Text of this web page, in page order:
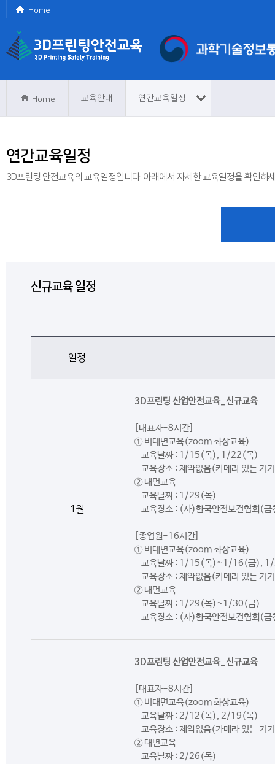
Home
Home 교육안내 연간교육일정
연간교육일정
3D프린팅 안전교육의 교육일정입니다. 아래에서 자세한 교육일정을 확인하
신규교육 일정
일정
1월
3D프린팅 산업안전교육_신규교육
[대표자-8시간]
① 비대면교육(zoom 화상교육)
교육날짜 : 1/15(목), 1/22(목)
교육장소 : 제약없음(카메라 있는 기
② 대면교육
교육날짜 : 1/29(목)
교육장소 : (사)한국안전보건협회(금
[종업원-16시간]
① 비대면교육(zoom 화상교육)
교육날짜 : 1/15(목)~1/16(금),
교육장소 : 제약없음(카메라 있는 기
② 대면교육
교육날짜 : 1/29(목)~1/30(금)
교육장소 : (사)한국안전보건협회(금
3D프린팅 산업안전교육_신규교육
[대표자-8시간]
① 비대면교육(zoom 화상교육)
교육날짜 : 2/12(목), 2/19(목)
교육장소 : 제약없음(카메라 있는 기
② 대면교육
교육날짜 : 2/26(목)